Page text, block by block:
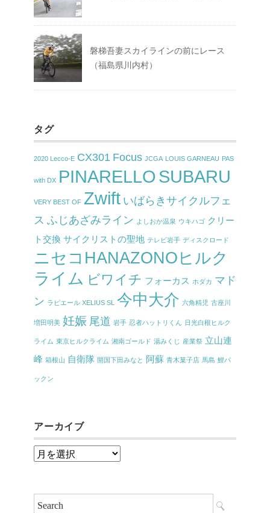
磐梯吾妻スカイラインの前にレース
（福島県川内村）
タグ
2020 Lecco-E CX301 Focus JCGA LOUIS GARNEAU PAS
with DX PINARELLOSUBARU
VERY BEST OF Zwift いばらきサイクルフェ
ス ふじあざみライン よしおか温泉 ウキハゴ クリー
ト交換 サイクリストの聖地 テレビ岩手 ディスクロード
ニセコHANAZONOヒルク
ライム ビワイチ フォーカス ホダカ マド
ン ラピエール XELIUS SL 今中大介 六角精児 古座川
増田明美 妊娠 尾道 岩手 忍者ハットリくん 日光白根ヒルク
ライム 東京ヒルクライム 湘南ゴールド 湯みくじ 産業祭 立山連
峰 箱根山 自衛隊 開国下田みなと 阿蘇 青木菓子店 馬島 鯉パ
ックン
アーカイブ
ア
イ